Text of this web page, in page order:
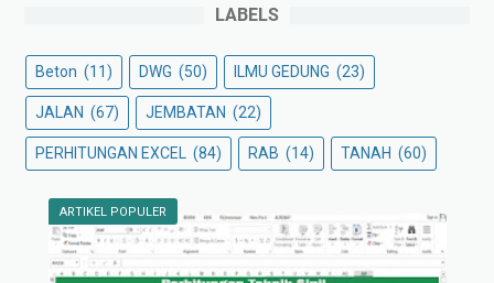
LABELS
Beton (11) DWG (50) ILMU GEDUNG (23)
JALAN (67) JEMBATAN (22)
PERHITUNGAN EXCEL (84) RAB (14) TANAH (60)
ARTIKEL POPULER